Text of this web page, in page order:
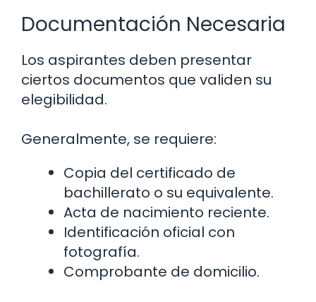
Documentación Necesaria
Los aspirantes deben presentar
ciertos documentos que validen su
elegibilidad.
Generalmente, se requiere:
Copia del certificado de
bachillerato o su equivalente.
Acta de nacimiento reciente.
Identificación oficial con
fotografía.
Comprobante de domicilio.